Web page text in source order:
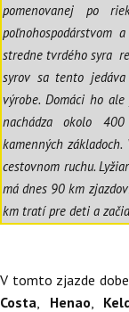
pomenovanej po
poľnohospodárstvom
stredne tvrdého syra
syrov sa tento
výrobe. Domáci ho
nachádza okolo
kamenných
cestovnom ruchu.
má dnes 90 km
km tratí pre deti a
V tomto zjazde
Costa
Henao